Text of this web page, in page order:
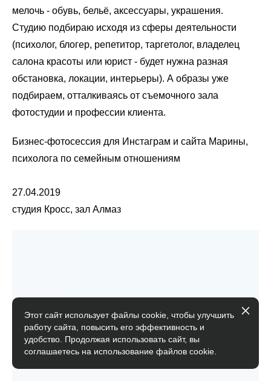
мелочь - обувь, бельё, аксессуары, украшения.
Студию подбираю исходя из сферы деятельности
(психолог, блогер, репетитор, таргетолог, владелец
салона красоты или юрист - будет нужна разная
обстановка, локации, интерьеры). А образы уже
подбираем, отталкиваясь от съемочного зала
фотостудии и профессии клиента.
Бизнес-фотосессия для Инстаграм и сайта Марины,
психолога по семейным отношениям
27.04.2019
студия Кросс, зал Алмаз
Этот сайт использует файлы cookie, чтобы улучшить
работу сайта, повысить его эффективность и
удобство. Продолжая использовать сайт, вы
соглашаетесь на использование файлов cookie.